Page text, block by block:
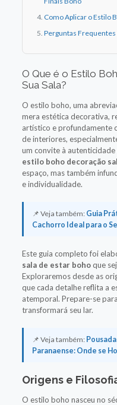
Como Aplicar o Estilo
Perguntas Frequentes
O Que é o Estilo
Sua Sala?
O estilo boho, uma
mera estética decorativa,
artístico e profundamente
de interiores,
um convite à
estilo boho decoração
espaço, mas também
e individualidade.
📌 Veja também: Guia
Cachorro Ideal para o
Este guia completo foi
sala de estar bohoque
Exploraremos desde as
que cada detalhe reflita a
atemporal. Prepare-se
transformará seu lar.
📌 Veja também:
Paranaense: Onde se
Origens e
O estilo boho nasceu no